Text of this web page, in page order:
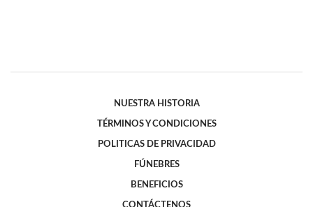
NUESTRA HISTORIA
TÉRMINOS Y CONDICIONES
POLITICAS DE PRIVACIDAD
FÚNEBRES
BENEFICIOS
CONTÁCTENOS